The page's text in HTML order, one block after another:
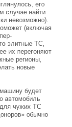
его
случае найти
невозможно).
(включая
элитные ТС,
их перегоняют
регионы,
новые
будет
автомобиль
для чужих ТС
обычно